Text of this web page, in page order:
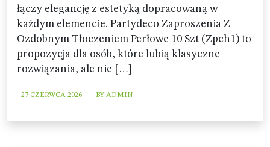
łączy elegancję z estetyką dopracowaną w
każdym elemencie. Partydeco Zaproszenia Z
Ozdobnym Tłoczeniem Perłowe 10 Szt (Zpch1) to
propozycja dla osób, które lubią klasyczne
rozwiązania, ale nie […]
- 27 CZERWCA 2026 BYADMIN